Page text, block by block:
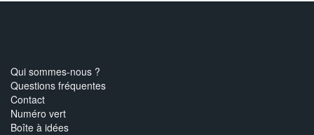
Qui sommes-nous ?
Questions fréquentes
Contact
Numéro vert
Boîte à idées